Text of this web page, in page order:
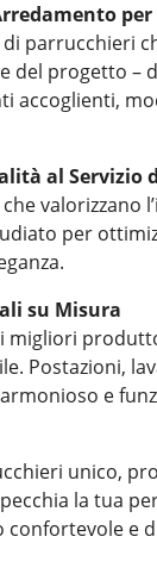
di parrucchieri
del progetto –
accoglienti,
al Servizio
valorizzano
per
su Misura
migliori
Postazioni,
e
unico,
la tua
confortevole e